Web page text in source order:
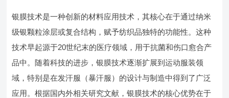
银膜技术是一种创新的材料应用技术，其核心在于通过纳米
级银颗粒涂层或复合结构，赋予纺织品独特的功能性。这种
技术早起源于20世纪末的医疗领域，用于抗菌和伤口愈合产
品中。随着科技的进步，银膜技术逐渐扩展到运动服装领
域，特别是在发汗服（暴汗服）的设计与制造中得到了广泛
应用。根据国内外相关研究文献，银膜技术的核心优势在于